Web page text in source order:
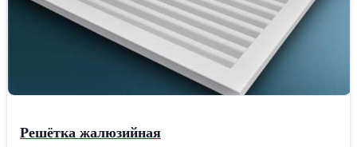
Решётка жалюзийная